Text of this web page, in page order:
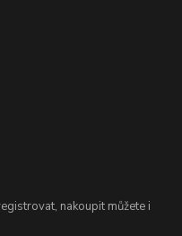
nakoupit můžete i